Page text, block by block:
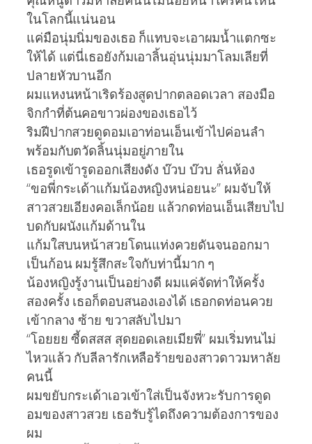
ในโลกนี้แน่นอน
แค่มือนุ่มนิ่มของเธอ ก็แทบจะเอาผมน้ำแตกซะ
ให้ได้ แต่นี่เธอยังก้มเอาลิ้นอุ่นนุ่มมาโลมเลียที่
ปลายหัวบานอีก
ผมแหงนหน้าเริดร้องสูดปากตลอดเวลา สองมือ
จิกกำที่ต้นคอขาวผ่องของเธอไว้
ริมฝีปากสวยดูดอมเอาท่อนเอ็นเข้าไปค่อนลำ
พร้อมกับตวัดลิ้นนุ่มอยู่ภายใน
เธอรูดเข้ารูดออกเสียงดัง บ๊วบ บ๊วบ ลั่นห้อง
“ขอพี่กระเด้าแก้มน้องหญิงหน่อยนะ” ผมจับให้
สาวสวยเอียงคอเล็กน้อย แล้วกดท่อนเอ็นเสียบไป
บดกับผนังแก้มด้านใน
แก้มใสบนหน้าสวยโดนแท่งควยดันจนออกมา
เป็นก้อน ผมรู้สึกสะใจกับท่านี้มาก ๆ
น้องหญิงรู้งานเป็นอย่างดี ผมแค่จัดท่าให้ครั้ง
สองครั้ง เธอก็ตอบสนองเองได้ เธอกดท่อนควย
เข้ากลาง ซ้าย ขวาสลับไปมา
“โอยยย ซี้ดสสส สุดยอดเลยเมียพี่” ผมเริ่มทนไม่
ไหวแล้ว กับลีลารักเหลือร้ายของสาวดาวมหาลัย
คนนี้
ผมขยับกระเด้าเอวเข้าใส่เป็นจังหวะรับการดูด
อมของสาวสวย เธอรับรู้ไดถึงความต้องการของ
ผม